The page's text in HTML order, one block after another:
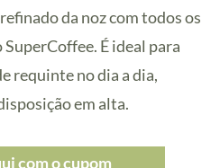
da noz com todos os
É ideal para
requinte no dia a dia,
em alta.
com o cupom